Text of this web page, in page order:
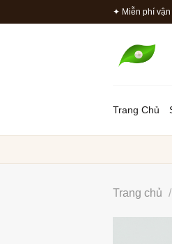
qua
✦ Miễn phí
Trang Chủ
Trang chủ /